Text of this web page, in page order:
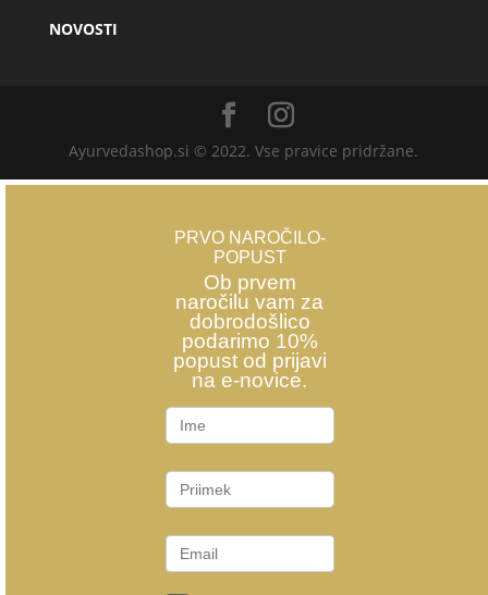
NOVOSTI
Ayurvedashop.si © 2022. Vse pravice pridržane.
PRVO NAROČILO-
POPUST
Ob prvem
naročilu vam za
dobrodošlico
podarimo 10%
popust od prijavi
na e-novice.